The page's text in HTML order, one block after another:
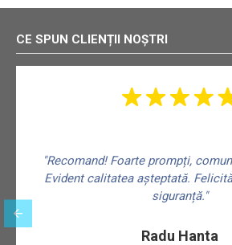
CE SPUN CLIENȚII NOȘTRI
"Recomand! Foarte prompți,
Evident calitatea așteptată.
siguranță."
Radu Hanta